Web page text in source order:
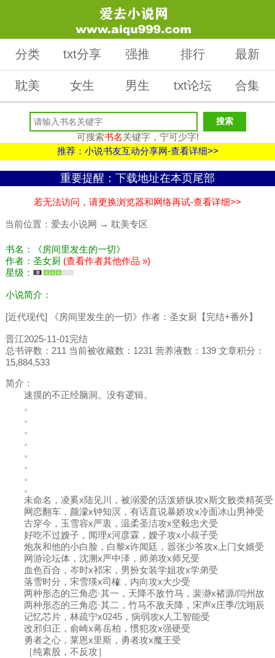
分类 txt分享 强推 排行 最新
耽美 女生 男生 txt论坛 合集
可搜索书名关键字，宁可少字!
推荐：小说书友互动分享网-查看详细>>
重要提醒：下载地址在本页尾部
若无法访问，请更换浏览器和网络再试-查看详细>>
当前位置： 爱去小说网 → 耽美专区
书名：《房间里发生的一切》
作者：圣女厨 (查看作者其他作品 »)
星级：
小说简介：
[近代现代] 《房间里发生的一切》作者：圣女厨【完结+番外】
晋江2025-11-01完结
总书评数：211 当前被收藏数：1231 营养液数：139 文章积分：
15,884,533
简介：
速摸的不正经脑洞。没有逻辑。
。
。
。
。
。
。
。
。
未命名，凌奚x陆见川，被溺爱的活泼娇纵攻x斯文败类精英受
网恋翻车，颜濛x钟知溟，有话直说暴娇攻x冷面冰山男神受
古穿今，玉雪容x严衷，温柔圣洁攻x坚毅忠犬受
好吃不过嫂子，闻理x河彦霖，嫂子攻x小叔子受
炮灰和他的小白脸，白黎x许闻廷，嚣张少爷攻x上门女婿受
网游论坛体，沈溯x严中泽，师弟攻x师兄受
血色百合，岑时x祁宋，男扮女装学姐攻x学弟受
落雪时分，宋雪瑛x司榷，内向攻x大少受
两种形态的三角恋·其一，天降不敌竹马，裴瀞x褚源/闫州故
两种形态的三角恋·其二，竹马不敌天降，宋声x庄季/沈翊辰
记忆芯片，林疏宁x0245，病弱攻x人工智能受
改邪归正，俞崎x蒋岳柏，惯犯攻x强硬受
勇者之心，莱恩x里斯，勇者攻x魔王受
［纯素股，不反攻］